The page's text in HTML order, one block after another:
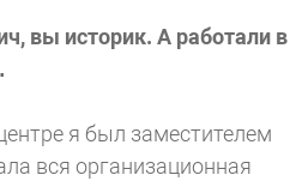
вы историк. А работали в
я был заместителем
вся организационная